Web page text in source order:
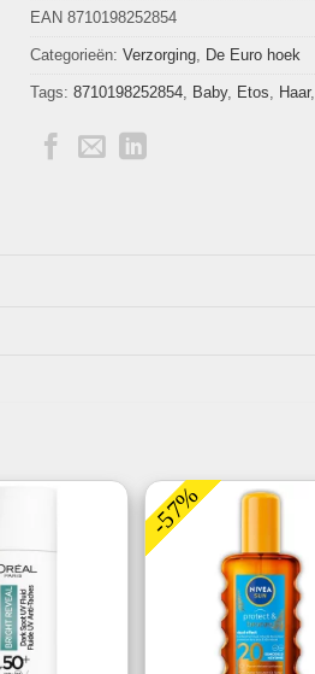
EAN 8710198252854
Categorieën: Verzorging, De Euro hoek
Tags: 8710198252854, Baby, Etos, Haar,
-57%